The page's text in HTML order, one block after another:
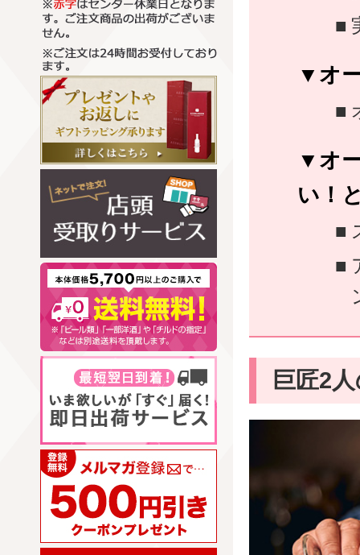
オ
オ
い！
巨匠2